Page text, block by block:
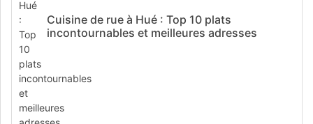
Cuisine de rue à Hué : Top 10 plats
incontournables et meilleures adresses